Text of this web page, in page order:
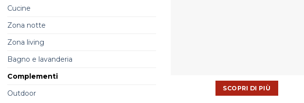
Cucine
Zona notte
Zona living
Bagno e lavanderia
Complementi
Outdoor
SCOPRI DI PIÙ